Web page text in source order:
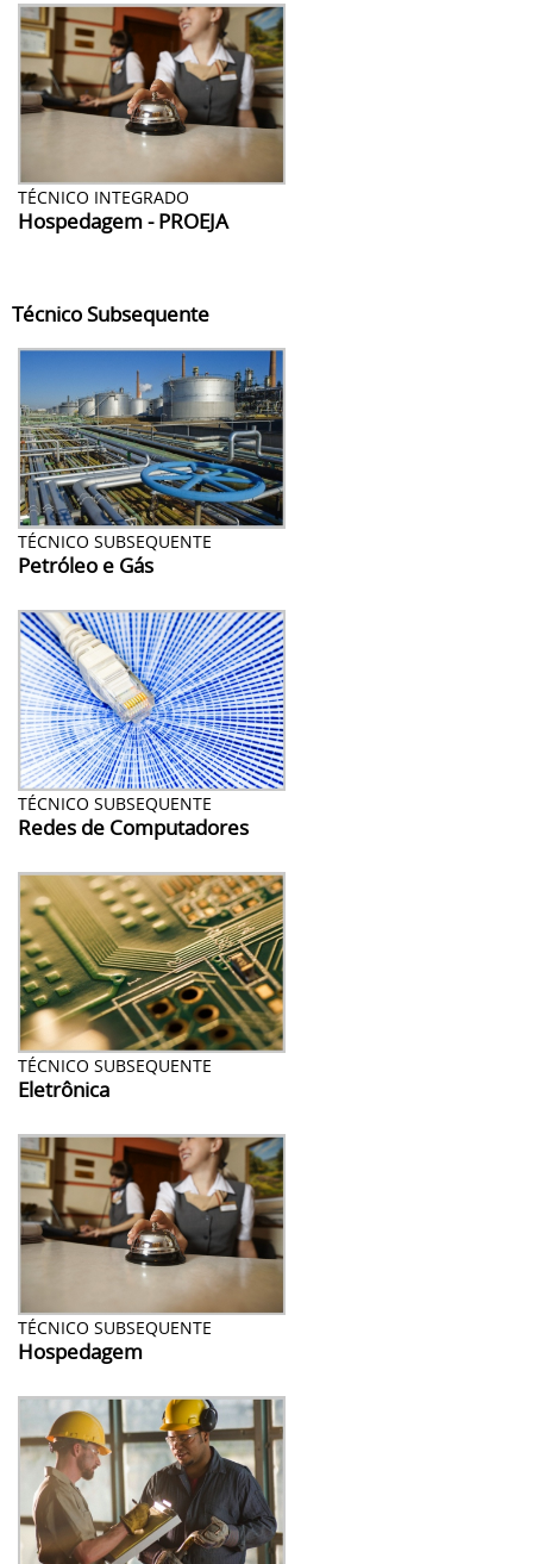
TÉCNICO INTEGRADO
Hospedagem - PROEJA
Técnico Subsequente
TÉCNICO SUBSEQUENTE
Petróleo e Gás
TÉCNICO SUBSEQUENTE
Redes de Computadores
TÉCNICO SUBSEQUENTE
Eletrônica
TÉCNICO SUBSEQUENTE
Hospedagem